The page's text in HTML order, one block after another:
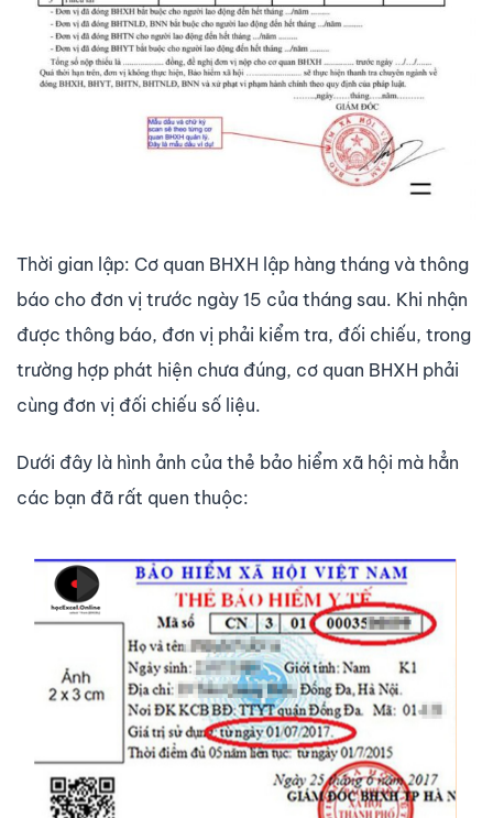
Thời gian lập: Cơ quan BHXH lập hàng tháng và thông
báo cho đơn vị trước ngày 15 của tháng sau. Khi nhận
được thông báo, đơn vị phải kiểm tra, đối chiếu, trong
trường hợp phát hiện chưa đúng, cơ quan BHXH phải
cùng đơn vị đối chiếu số liệu.
Dưới đây là hình ảnh của thẻ bảo hiểm xã hội mà hẳn
các bạn đã rất quen thuộc: